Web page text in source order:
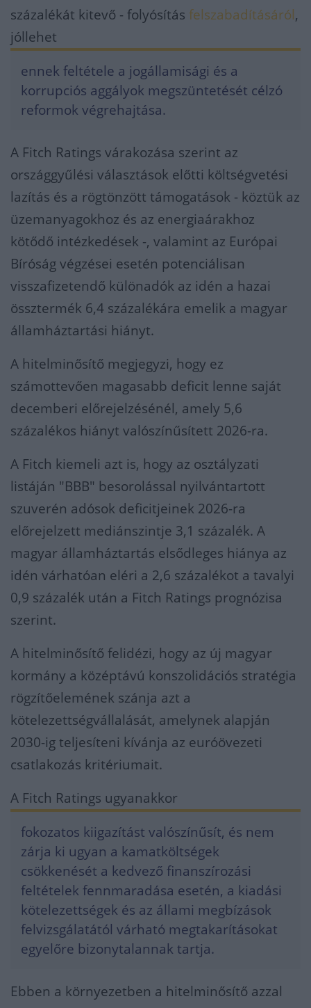
százalékát kitevő - folyósítás felszabadításáról,
jóllehet
ennek feltétele a jogállamisági és a
korrupciós aggályok megszüntetését célzó
reformok végrehajtása.
A Fitch Ratings várakozása szerint az
országgyűlési választások előtti költségvetési
lazítás és a rögtönzött támogatások - köztük az
üzemanyagokhoz és az energiaárakhoz
kötődő intézkedések -, valamint az Európai
Bíróság végzései esetén potenciálisan
visszafizetendő különadók az idén a hazai
össztermék 6,4 százalékára emelik a magyar
államháztartási hiányt.
A hitelminősítő megjegyzi, hogy ez
számottevően magasabb deficit lenne saját
decemberi előrejelzésénél, amely 5,6
százalékos hiányt valószínűsített 2026-ra.
A Fitch kiemeli azt is, hogy az osztályzati
listáján "BBB" besorolással nyilvántartott
szuverén adósok deficitjeinek 2026-ra
előrejelzett mediánszintje 3,1 százalék. A
magyar államháztartás elsődleges hiánya az
idén várhatóan eléri a 2,6 százalékot a tavalyi
0,9 százalék után a Fitch Ratings prognózisa
szerint.
A hitelminősítő felidézi, hogy az új magyar
kormány a középtávú konszolidációs stratégia
rögzítőelemének szánja azt a
kötelezettségvállalását, amelynek alapján
2030-ig teljesíteni kívánja az euróövezeti
csatlakozás kritériumait.
A Fitch Ratings ugyanakkor
fokozatos kiigazítást valószínűsít, és nem
zárja ki ugyan a kamatköltségek
csökkenését a kedvező finanszírozási
feltételek fennmaradása esetén, a kiadási
kötelezettségek és az állami megbízások
felvizsgálatától várható megtakarításokat
egyelőre bizonytalannak tartja.
Ebben a környezetben a hitelminősítő azzal